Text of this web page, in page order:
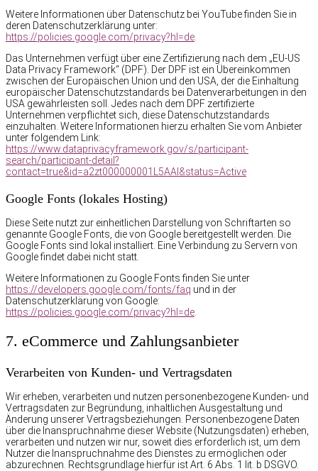
Weitere Informationen über Datenschutz bei YouTube finden Sie in
deren Datenschutzerklärung unter:
https://policies.google.com/privacy?hl=de.
Das Unternehmen verfügt über eine Zertifizierung nach dem „EU-US
Data Privacy Framework“ (DPF). Der DPF ist ein Übereinkommen
zwischen der Europäischen Union und den USA, der die Einhaltung
europäischer Datenschutzstandards bei Datenverarbeitungen in den
USA gewährleisten soll. Jedes nach dem DPF zertifizierte
Unternehmen verpflichtet sich, diese Datenschutzstandards
einzuhalten. Weitere Informationen hierzu erhalten Sie vom Anbieter
unter folgendem Link:
https://www.dataprivacyframework.gov/s/participant-
search/participant-detail?
contact=true&id=a2zt000000001L5AAI&status=Active
Google Fonts (lokales Hosting)
Diese Seite nutzt zur einheitlichen Darstellung von Schriftarten so
genannte Google Fonts, die von Google bereitgestellt werden. Die
Google Fonts sind lokal installiert. Eine Verbindung zu Servern von
Google findet dabei nicht statt.
Weitere Informationen zu Google Fonts finden Sie unter
https://developers.google.com/fonts/faq und in der
Datenschutzerklärung von Google:
https://policies.google.com/privacy?hl=de.
7. eCommerce und Zahlungs­anbieter
Verarbeiten von Kunden- und Vertragsdaten
Wir erheben, verarbeiten und nutzen personenbezogene Kunden- und
Vertragsdaten zur Begründung, inhaltlichen Ausgestaltung und
Änderung unserer Vertragsbeziehungen. Personenbezogene Daten
über die Inanspruchnahme dieser Website (Nutzungsdaten) erheben,
verarbeiten und nutzen wir nur, soweit dies erforderlich ist, um dem
Nutzer die Inanspruchnahme des Dienstes zu ermöglichen oder
abzurechnen. Rechtsgrundlage hierfür ist Art. 6 Abs. 1 lit. b DSGVO.